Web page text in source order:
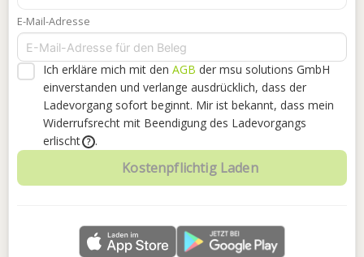
E-Mail-Adresse
Ich erkläre mich mit den AGB der msu solutions GmbH
einverstanden und verlange ausdrücklich, dass der
Ladevorgang sofort beginnt. Mir ist bekannt, dass mein
Widerrufsrecht mit Beendigung des Ladevorgangs
erlischt
? .
Kostenpflichtig Laden